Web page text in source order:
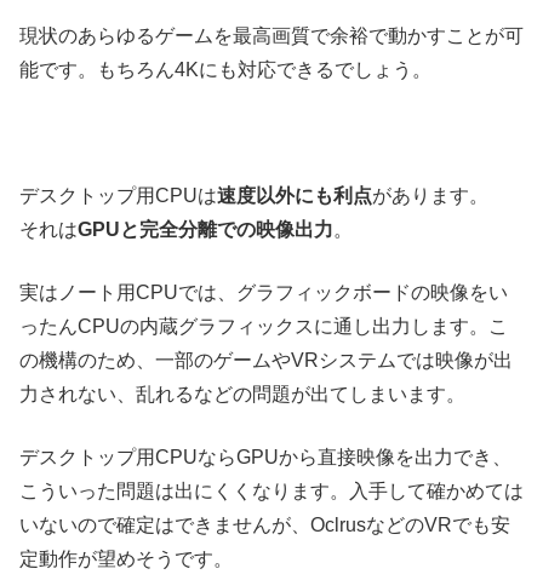
現状のあらゆるゲームを最高画質で余裕で動かすことが可
能です。もちろん4Kにも対応できるでしょう。
デスクトップ用CPUは速度以外にも利点があります。
それはGPUと完全分離での映像出力。
実はノート用CPUでは、グラフィックボードの映像をい
ったんCPUの内蔵グラフィックスに通し出力します。こ
の機構のため、一部のゲームやVRシステムでは映像が出
力されない、乱れるなどの問題が出てしまいます。
デスクトップ用CPUならGPUから直接映像を出力でき、
こういった問題は出にくくなります。入手して確かめては
いないので確定はできませんが、OclrusなどのVRでも安
定動作が望めそうです。